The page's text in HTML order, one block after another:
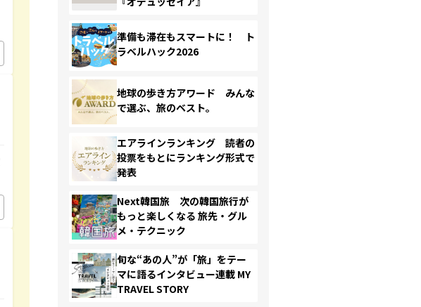
準備も滞在もスマートに！ ト
ラベルハック2026
地球の歩き方アワード みんな
で選ぶ、旅のベスト。
エアラインランキング 読者の
投票をもとにランキング形式で
発表
Next韓国旅 次の韓国旅行が
もっと楽しくなる 旅先・グル
メ・テクニック
旬な“あの人”が「旅」をテー
マに語るインタビュー連載 MY
TRAVEL STORY